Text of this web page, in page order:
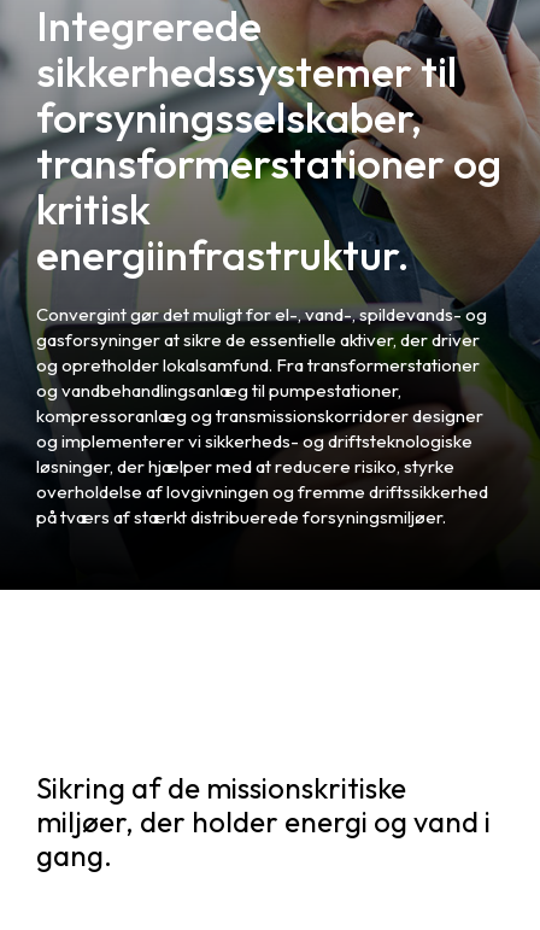
Integrerede
sikkerhedssystemer til
forsyningsselskaber,
transformerstationer og
kritisk
energiinfrastruktur.
Convergint gør det muligt for el-, vand-, spildevands- og
gasforsyninger at sikre de essentielle aktiver, der driver
og opretholder lokalsamfund. Fra transformerstationer
og vandbehandlingsanlæg til pumpestationer,
kompressoranlæg og transmissionskorridorer designer
og implementerer vi sikkerheds- og driftsteknologiske
løsninger, der hjælper med at reducere risiko, styrke
overholdelse af lovgivningen og fremme driftssikkerhed
på tværs af stærkt distribuerede forsyningsmiljøer.
Sikring af de missionskritiske
miljøer, der holder energi og vand i
gang.